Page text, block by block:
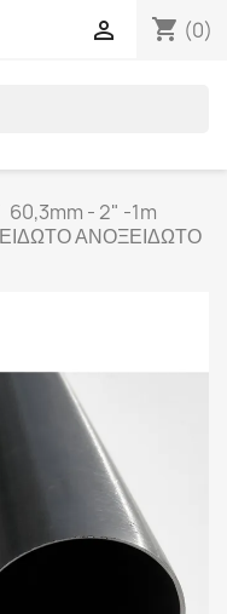
shopping_cart (0)

60,3mm - 2" -1m
ΑΝΟΞΕΙΔΩΤΟ